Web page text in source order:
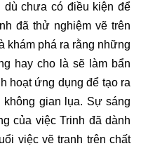
chưa có điều kiện để
đã thử nghiệm vẽ trên
khám phá ra rằng những
hay cho là sẽ làm bẩn
hoạt ứng dụng để tạo ra
gian lụa. Sự sáng
của việc Trinh đã dành
việc vẽ tranh trên chất